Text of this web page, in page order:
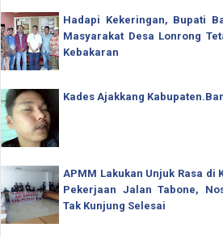
Hadapi Kekeringan, Bupati
Masyarakat Desa Lonrong
Kebakaran
Kades Ajakkang
APMM Lakukan Unjuk Rasa di
Pekerjaan Jalan Tabone,
Tak Kunjung Selesai